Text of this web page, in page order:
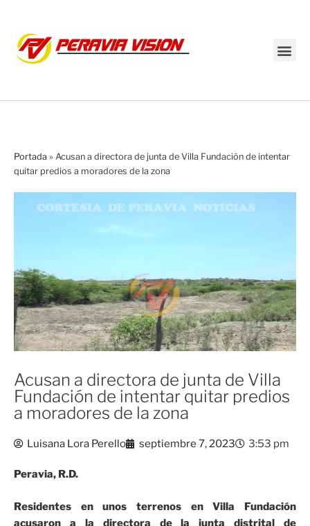
Portada » Acusan a directora de junta de Villa Fundación de intentar
quitar predios a moradores de la zona
Acusan a directora de junta de Villa
Fundación de intentar quitar predios
a moradores de la zona
Luisana Lora Perello septiembre 7, 2023 3:53 pm
Peravia, R.D.
Residentes en unos terrenos en Villa Fundación
acusaron a la directora de la junta distrital de